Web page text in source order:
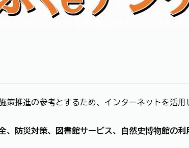
推進の参考とするため、インターネットを活
、防災対策、図書館サービス、自然史博物館の